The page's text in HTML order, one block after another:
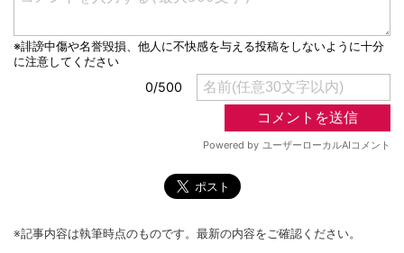
※記事内容は執筆時点のものです。最新の内容をご確認ください。